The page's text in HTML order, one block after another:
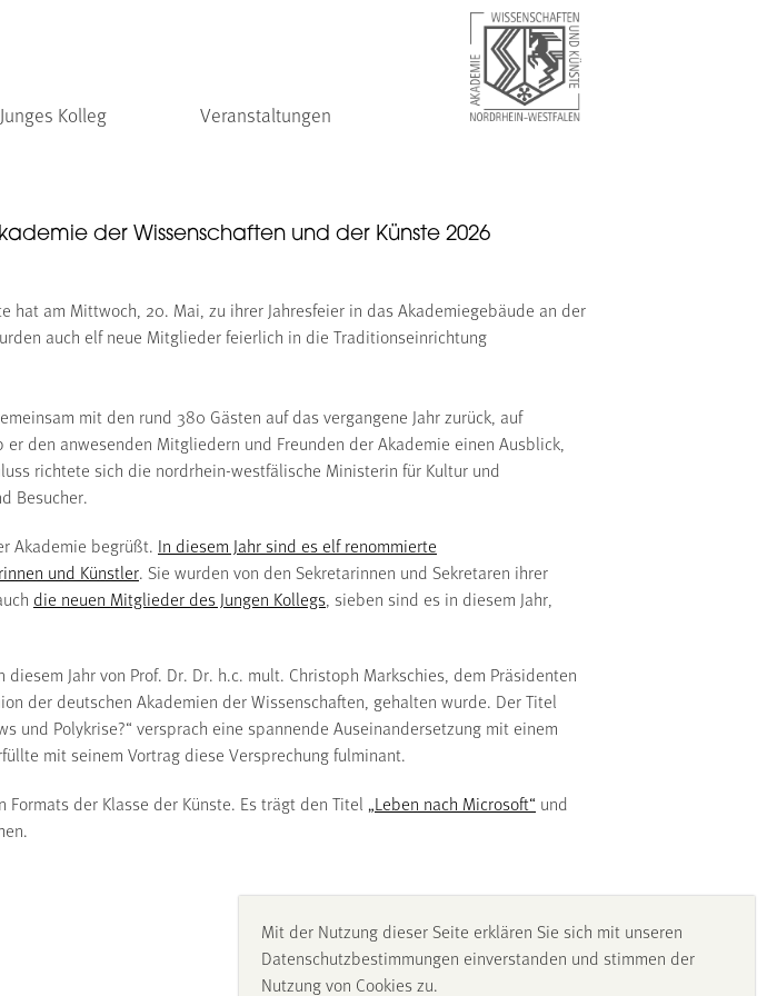
Junges Kolleg Veranstaltungen
der Wissenschaften und der Künste 2026
hat am Mittwoch, 20. Mai, zu ihrer Jahresfeier in das Akademiegebäude an der
auch elf neue Mitglieder feierlich in die Traditionseinrichtung
mit den rund 380 Gästen auf das vergangene Jahr zurück, auf
den anwesenden Mitgliedern und Freunden der Akademie einen Ausblick,
richtete sich die nordrhein-westfälische Ministerin für Kultur und
Besucher.
Akademie begrüßt. In diesem Jahr sind es elf renommierte
und Künstler. Sie wurden von den Sekretarinnen und Sekretaren ihrer
die neuen Mitglieder des Jungen Kollegs , sieben sind es in diesem Jahr,
Jahr von Prof. Dr. Dr. h.c. mult. Christoph Markschies, dem Präsidenten
der deutschen Akademien der Wissenschaften, gehalten wurde. Der Titel
und Polykrise?“ versprach eine spannende Auseinandersetzung mit einem
mit seinem Vortrag diese Versprechung fulminant.
der Klasse der Künste. Es trägt den Titel „Leben nach Microsoft“ und
Mit der Nutzung dieser Seite erklären Sie sich mit unseren
Datenschutzbestimmungen einverstanden und stimmen der
Nutzung von Cookies zu.